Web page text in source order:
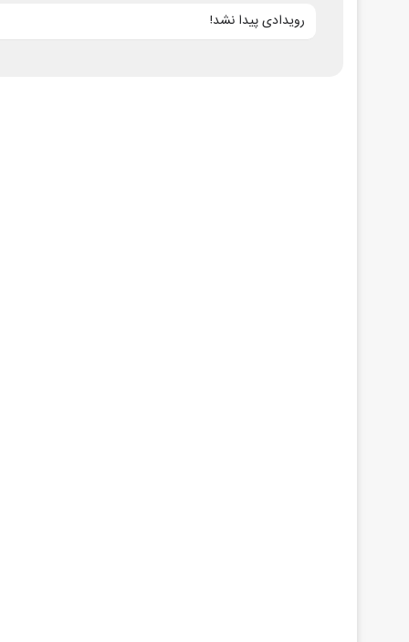
رویدادی پیدا نشد!